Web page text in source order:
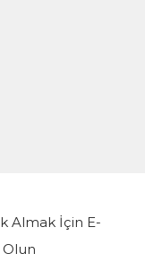
Almak İçin E-
Olun